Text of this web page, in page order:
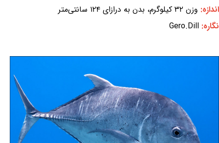
اندازه: وزن ۳۲ کیلوگرم، بدن به درازای ۱۲۴ سانتی‌متر
نگاره: Gero.Dill